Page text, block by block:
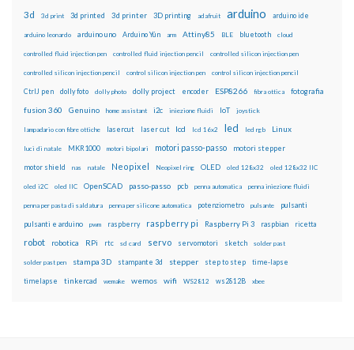
3d 3d print 3d printed 3d printer 3D printing adafruit arduino arduino ide
arduino leonardo arduino uno Arduino Yún arm Attiny85 BLE bluetooth cloud
controlled fluid injection pen controlled fluid injection pencil controlled silicon injection pen
controlled silicon injection pencil control silicon injection pen control silicon injection pencil
CtrlJ pen dolly foto dolly photo dolly project encoder ESP8266 fibra ottica fotografia
fusion 360 Genuino home assistant i2c iniezione fluidi IoT joystick
lampadario con fibre ottiche lasercut laser cut lcd lcd 16x2 led led rgb Linux
luci di natale MKR1000 motori bipolari motori passo-passo motori stepper
motor shield nas natale Neopixel Neopixel ring OLED oled 128x32 oled 128x32 IIC
oled i2C oled IIC OpenSCAD passo-passo pcb penna automatica penna iniezione fluidi
penna per pasta di saldatura penna per silicone automatica potenziometro pulsante pulsanti
pulsanti e arduino pwm raspberry raspberry pi Raspberry Pi 3 raspbian ricetta
robot robotica RPi rtc sd card servo servomotori sketch solder past
solder past pen stampa 3D stampante 3d stepper step to step time-lapse
timelapse tinkercad wemake wemos wifi WS2812 ws2812B xbee